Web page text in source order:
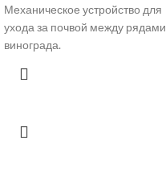
Механическое устройство для
ухода за почвой между рядами
винограда.